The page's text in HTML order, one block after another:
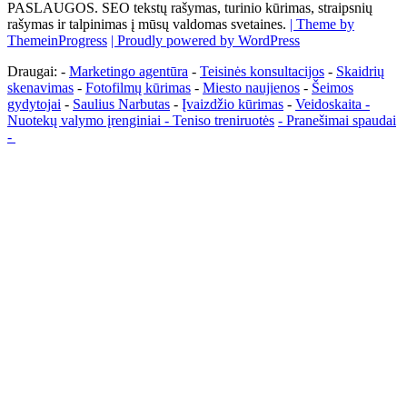
PASLAUGOS. SEO tekstų rašymas, turinio kūrimas, straipsnių
rašymas ir talpinimas į mūsų valdomas svetaines. | Theme by
ThemeinProgress | Proudly powered by WordPress
Draugai: - Marketingo agentūra - Teisinės konsultacijos - Skaidrių
skenavimas - Fotofilmų kūrimas - Miesto naujienos - Šeimos
gydytojai - Saulius Narbutas - Įvaizdžio kūrimas - Veidoskaita -
Nuotekų valymo įrenginiai - Teniso treniruotės - Pranešimai spaudai
-